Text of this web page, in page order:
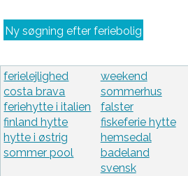
Ny søgning efter feriebolig
ferielejlighed
costa brava
feriehytte i italien
finland hytte
hytte i østrig
sommer pool
weekend
sommerhus
falster
fiskeferie hytte
hemsedal
badeland
svensk